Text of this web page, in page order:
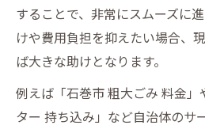
することで、非常にスムーズに
けや費用負担を抑えたい場合、
ば大きな助けとなります。
例えば「石巻市 粗大ごみ 料金」
ター 持ち込み」など自治体のサ